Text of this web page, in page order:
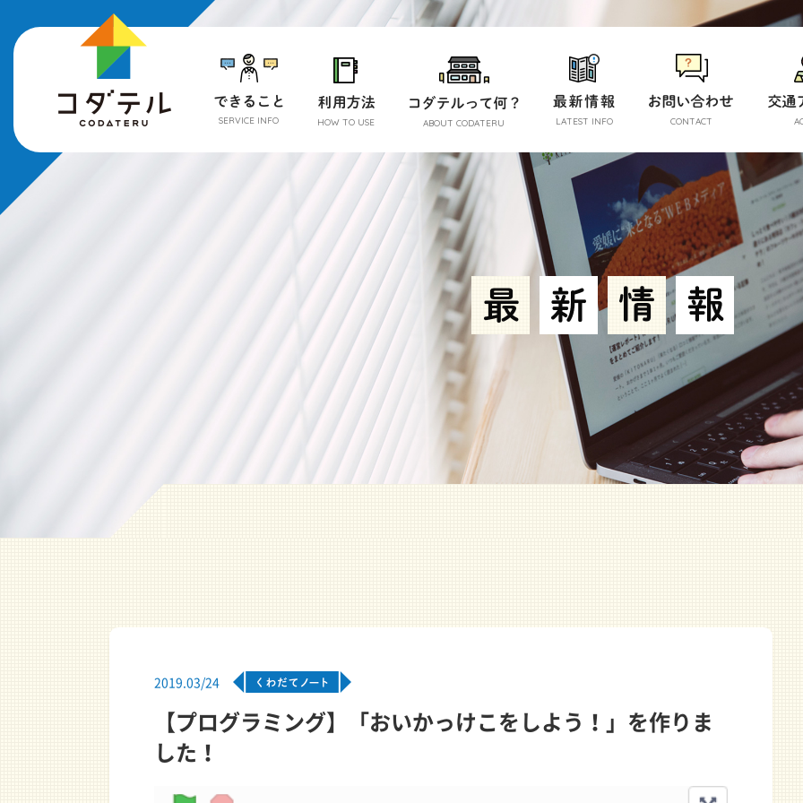
SERVICE INFO HOW TO USE ABOUT CODATERU LATEST INFO CONTACT
2019.03/24
【プログラミング】「おいかっけこをしよう！」を作りま
した！